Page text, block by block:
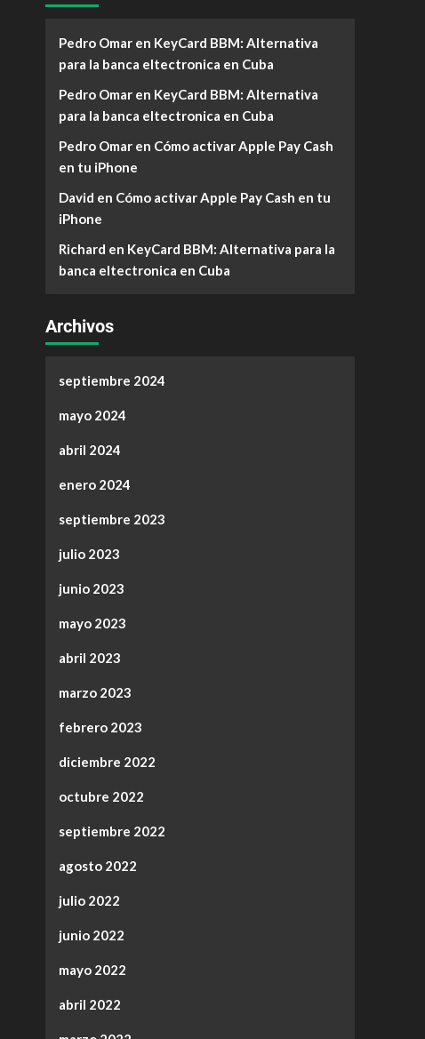
Pedro Omaren KeyCard BBM: Alternativa
para la banca eltectronica en Cuba
Pedro Omaren KeyCard BBM: Alternativa
para la banca eltectronica en Cuba
Pedro Omaren Cómo activar Apple Pay Cash
en tu iPhone
David en Cómo activar Apple Pay Cash en tu
iPhone
Richard en KeyCard BBM: Alternativa para la
banca eltectronica en Cuba
Archivos
septiembre 2024
mayo 2024
abril 2024
enero 2024
septiembre 2023
julio 2023
junio 2023
mayo 2023
abril 2023
marzo 2023
febrero 2023
diciembre 2022
octubre 2022
septiembre 2022
agosto 2022
julio 2022
junio 2022
mayo 2022
abril 2022